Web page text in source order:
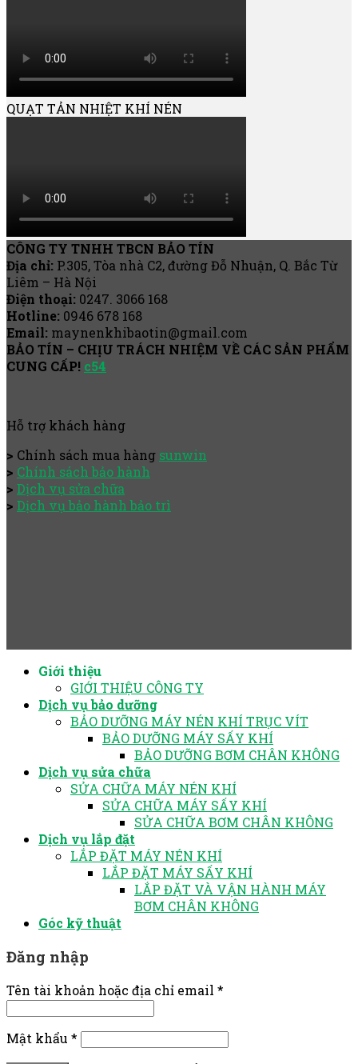
QUẠT TẢN NHIỆT KHÍ NÉN
CÔNG TY TNHH TBCN BẢO TÍN
Địa chỉ: P.305, Tòa nhà C2, đường Đỗ Nhuận, Q. Bắc Từ
Liêm – Hà Nội
Điện thoại: 0247. 3066 168
Hotline: 0946 678 168
Email: maynenkhibaotin@gmail.com
BẢO TÍN – CHỊU TRÁCH NHIỆM VỀ CÁC SẢN PHẨM
CUNG CẤP! c54
Hỗ trợ khách hàng
> Chính sách mua hàng sunwin
> Chính sách bảo hành
> Dịch vụ sửa chữa
> Dịch vụ bảo hành bảo trì
Giới thiệu
GIỚI THIỆU CÔNG TY
Dịch vụ bảo dưỡng
BẢO DƯỠNG MÁY NÉN KHÍ TRỤC VÍT
BẢO DƯỠNG MÁY SẤY KHÍ
BẢO DƯỠNG BƠM CHÂN KHÔNG
Dịch vụ sửa chữa
SỬA CHỮA MÁY NÉN KHÍ
SỬA CHỮA MÁY SẤY KHÍ
SỬA CHỮA BƠM CHÂN KHÔNG
Dịch vụ lắp đặt
LẮP ĐẶT MÁY NÉN KHÍ
LẮP ĐẶT MÁY SẤY KHÍ
LẮP ĐẶT VÀ VẬN HÀNH MÁY
BƠM CHÂN KHÔNG
Góc kỹ thuật
Đăng nhập
Tên tài khoản hoặc địa chỉ email *
Mật khẩu *